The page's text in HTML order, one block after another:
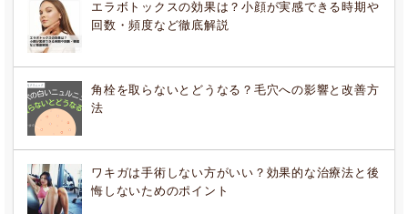
エラボトックスの効果は？小顔が実感できる時期や
回数・頻度など徹底解説
角栓を取らないとどうなる？毛穴への影響と改善方
法
ワキガは手術しない方がいい？効果的な治療法と後
悔しないためのポイント